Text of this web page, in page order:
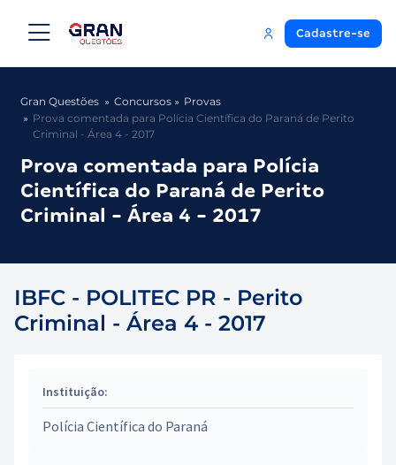
Cadastre-se
Gran Questões Concursos
Provas
Prova comentada para Polícia Científica do Paraná de Perito
Criminal - Área 4 - 2017
Prova comentada para Polícia
Científica do Paraná de Perito
Criminal - Área 4 - 2017
IBFC - POLITEC PR - Perito
Criminal - Área 4 - 2017
Instituição:
Polícia Científica do Paraná